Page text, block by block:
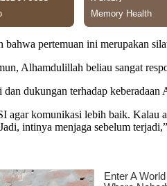
pertemuan ini merupakan
Alhamdulillah beliau sangat
dukungan terhadap
komunikasi lebih baik. Kalau
intinya menjaga sebelum